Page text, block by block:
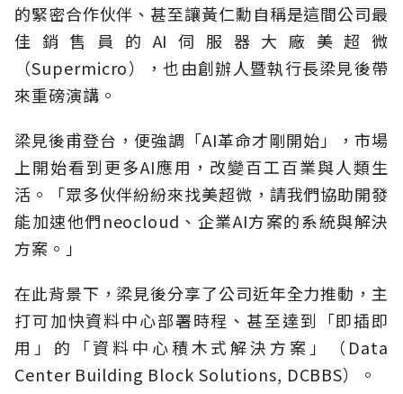
的緊密合作伙伴、甚至讓黃仁勳自稱是這間公司最
佳銷售員的AI伺服器大廠美超微
（Supermicro），也由創辦人暨執行長梁見後帶
來重磅演講。
梁見後甫登台，便強調「AI革命才剛開始」，市場
上開始看到更多AI應用，改變百工百業與人類生
活。「眾多伙伴紛紛來找美超微，請我們協助開發
能加速他們neocloud、企業AI方案的系統與解決
方案。」
在此背景下，梁見後分享了公司近年全力推動，主
打可加快資料中心部署時程、甚至達到「即插即
用」的「資料中心積木式解決方案」（Data
Center Building Block Solutions, DCBBS）。